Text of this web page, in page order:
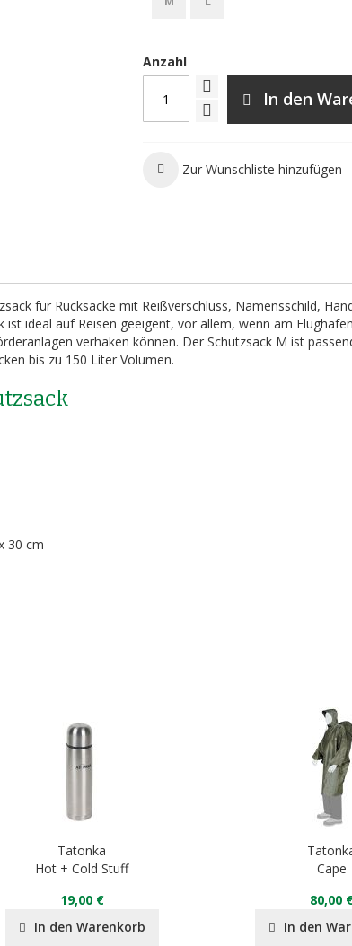
Anzahl
In den
Zur Wunschliste hinzufügen
für Rucksäcke mit Reißverschluss, Namensschild,
ideal auf Reisen geeigent, vor allem, wenn am
verhaken können. Der Schutzsack M ist
bis zu 150 Liter Volumen.
30 cm
Tatonka
Hot + Cold Stuff
19,00 €
In den Warenkorb
Cape
80,00
In den